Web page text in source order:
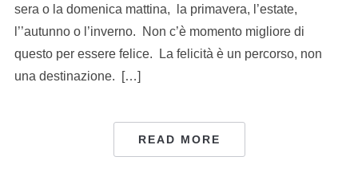
sera o la domenica mattina, la primavera, l’estate,
l’’autunno o l’inverno. Non c’è momento migliore di
questo per essere felice. La felicità è un percorso, non
una destinazione. […]
READ MORE